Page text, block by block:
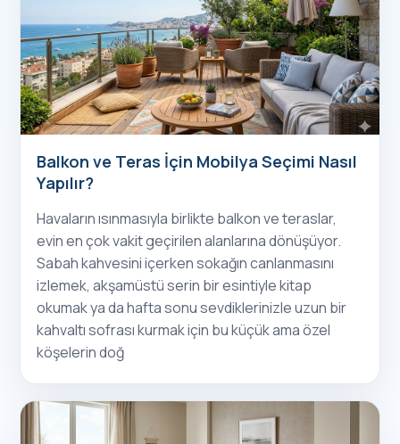
Balkon ve Teras İçin Mobilya Seçimi Nasıl
Yapılır?
Havaların ısınmasıyla birlikte balkon ve teraslar,
evin en çok vakit geçirilen alanlarına dönüşüyor.
Sabah kahvesini içerken sokağın canlanmasını
izlemek, akşamüstü serin bir esintiyle kitap
okumak ya da hafta sonu sevdiklerinizle uzun bir
kahvaltı sofrası kurmak için bu küçük ama özel
köşelerin doğ